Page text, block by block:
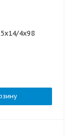
4x98